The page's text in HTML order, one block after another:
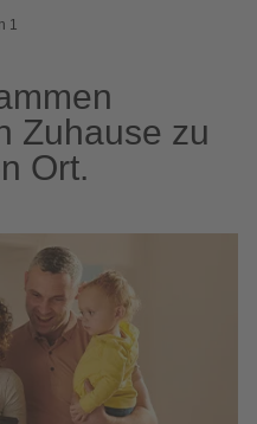
1
Zuhause zu
Ort.